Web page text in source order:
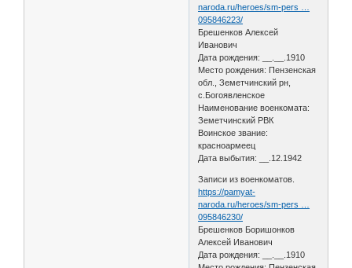
naroda.ru/heroes/sm-pers …
095846223/
Брешенков Алексей
Иванович
Дата рождения: __.__.1910
Место рождения: Пензенская
обл., Земетчинский рн,
с.Богоявленское
Наименование военкомата:
Земетчинский РВК
Воинское звание:
красноармеец
Дата выбытия: __.12.1942
Записи из военкоматов.
https://pamyat-
naroda.ru/heroes/sm-pers …
095846230/
Брешенков Боришонков
Алексей Иванович
Дата рождения: __.__.1910